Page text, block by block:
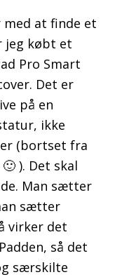
at finde et
jeg købt et
Pro Smart
Det er
på en
ikke
(bortset fra
). Det skal
Man sætter
sætter
virker det
så det
særskilte